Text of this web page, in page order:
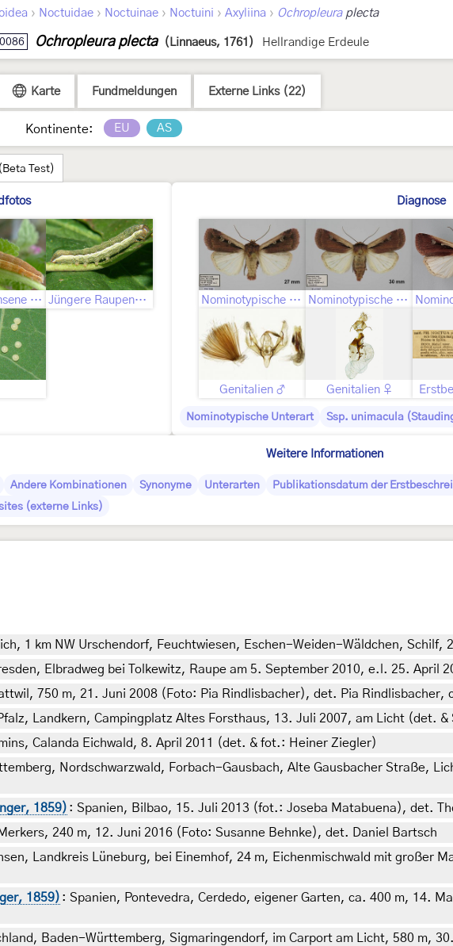
› Noctuidae › Noctuinae › Noctuini › Axyliina › Ochropleuraplecta
Ochropleura plecta (Linnaeus, 1761) Hellrandige Erdeule
Karte Fundmeldungen Externe Links (22)
Kontinente: EU AS
Test)
Ausgewachsene Raupe Jüngere Raupenstadien
Diagnose
Nominotypische Unterart ♂ Nominotypische Unterart ♀
Genitalien ♂ Genitalien ♀
Nominotypische Unterart Ssp. unimacula
Weitere Informationen
Andere Kombinationen Synonyme Unterarten Publikationsdatum der
(externe Links)
1 km NW Urschendorf, Feuchtwiesen, Eschen-Weiden-Wäldchen,
Elbradweg bei Tolkewitz, Raupe am 5. September 2010, e.l. 25.
750 m, 21. Juni 2008 (Foto: Pia Rindlisbacher), det. Pia Rindlisbacher,
Landkern, Campingplatz Altes Forsthaus, 13. Juli 2007, am Licht (det.
Calanda Eichwald, 8. April 2011 (det. & fot.: Heiner Ziegler)
Nordschwarzwald, Forbach-Gausbach, Alte Gausbacher Straße,
1859) : Spanien, Bilbao, 15. Juli 2013 (fot.: Joseba Matabuena), det.
240 m, 12. Juni 2016 (Foto: Susanne Behnke), det. Daniel Bartsch
Landkreis Lüneburg, bei Einemhof, 24 m, Eichenmischwald mit großer
1859) : Spanien, Pontevedra, Cerdedo, eigener Garten, ca. 400 m, 14.
Baden-Württemberg, Sigmaringendorf, im Carport am Licht, 580 m,